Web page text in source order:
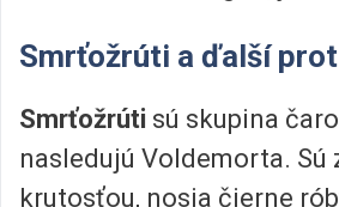
Smrťožrúti a ďalší
Smrťožrúti sú skupina
nasledujú Voldemorta. Sú
krutosťou, nosia čierne